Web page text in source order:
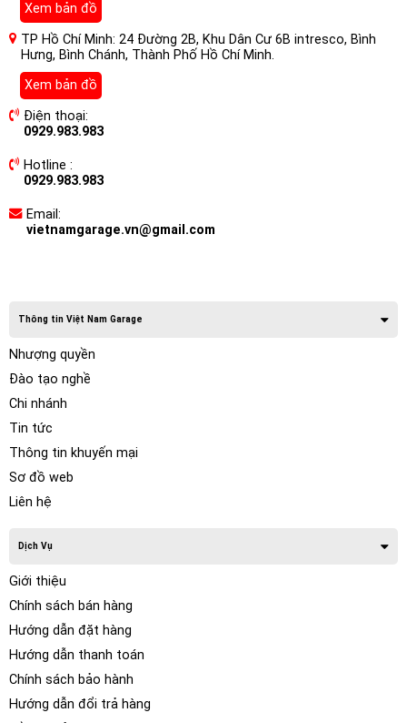
Xem bản đồ
TP Hồ Chí Minh: 24 Đường 2B, Khu Dân Cư 6B intresco, Bình
Hưng, Bình Chánh, Thành Phố Hồ Chí Minh.
Xem bản đồ
Điện thoại:
0929.983.983
Hotline :
0929.983.983
Email:
vietnamgarage.vn@gmail.com
Thông tin Việt Nam Garage
Nhượng quyền
Đào tạo nghề
Chi nhánh
Tin tức
Thông tin khuyến mại
Sơ đồ web
Liên hệ
Dịch Vụ
Giới thiệu
Chính sách bán hàng
Hướng dẫn đặt hàng
Hướng dẫn thanh toán
Chính sách bảo hành
Hướng dẫn đổi trả hàng